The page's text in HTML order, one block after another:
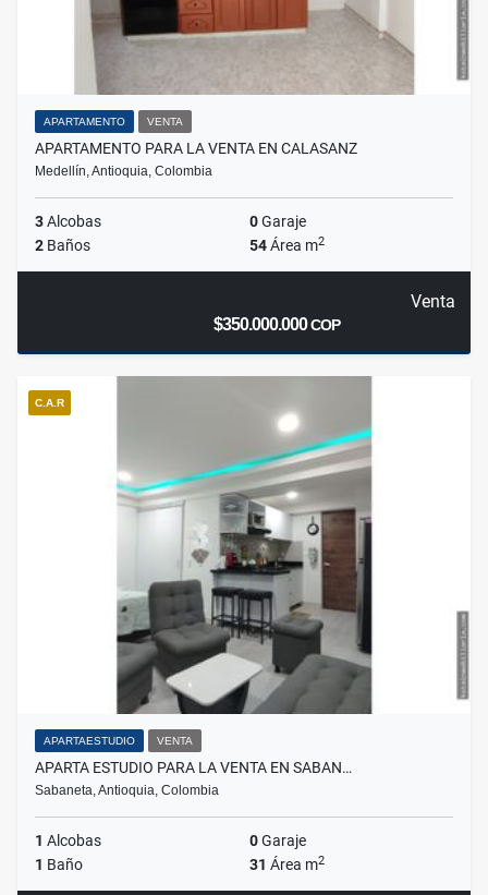
APARTAMENTO VENTA
APARTAMENTO PARA LA VENTA EN CALASANZ
Medellín, Antioquia, Colombia
3Alcobas 0Garaje
2 Baños 54Área m2
Venta
$350.000.000COP
C.A.R
APARTAESTUDIO VENTA
APARTA ESTUDIO PARA LA VENTA EN SABAN…
Sabaneta, Antioquia, Colombia
1 Alcobas 0Garaje
1 Baño 31 Área m2